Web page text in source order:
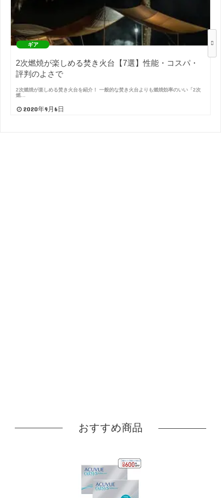
ギア
2次燃焼が楽しめる焚き火台【7選】性能・コスパ・
評判のよさで
2次燃焼が楽しめる焚き火台を紹介！ 一般的な焚き火台よりも燃焼効率のいい「2次
燃…
2020年9月6日
おすすめ商品